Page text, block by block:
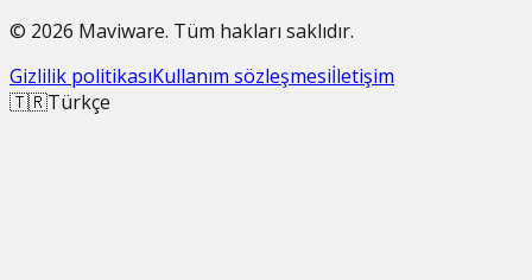
© 2026 Maviware. Tüm hakları saklıdır.
Gizlilik politikasıKullanım sözleşmesiİletişim
🇹🇷Türkçe